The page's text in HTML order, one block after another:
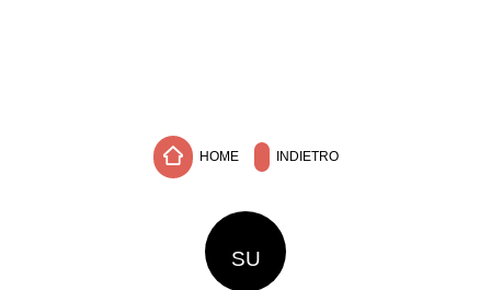
HOME INDIETRO
SU